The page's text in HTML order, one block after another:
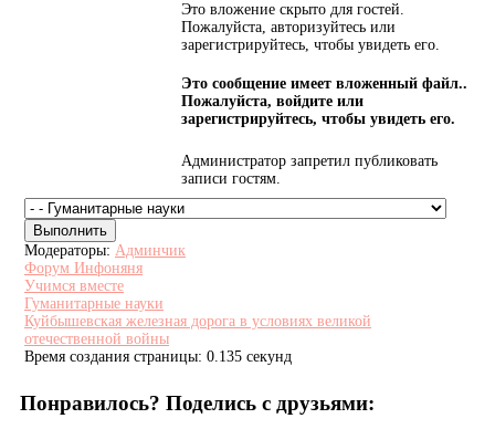
Это вложение скрыто для гостей.
Пожалуйста, авторизуйтесь или
зарегистрируйтесь, чтобы увидеть его.
Это сообщение имеет вложенный файл..
Пожалуйста, войдите или
зарегистрируйтесь, чтобы увидеть его.
Администратор запретил публиковать
записи гостям.
Модераторы: Админчик
Форум Инфоняня
Учимся вместе
Гуманитарные науки
Куйбышевская железная дорога в условиях великой
отечественной войны
Время создания страницы: 0.135 секунд
Понравилось? Поделись с друзьями: